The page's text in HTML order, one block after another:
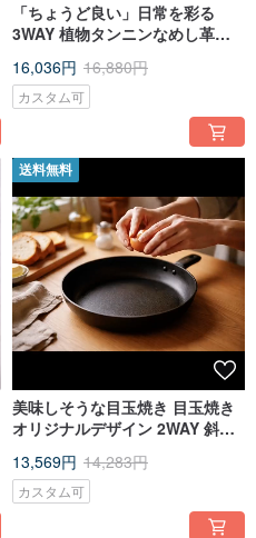
「ちょうど良い」日常を彩る
3WAY 植物タンニンなめし革ド
16,036円 16,880円
カスタム可
送料無料
美味しそうな目玉焼き 目玉焼き
オリジナルデザイン 2WAY 斜め
グ
13,569円 14,283円
カスタム可